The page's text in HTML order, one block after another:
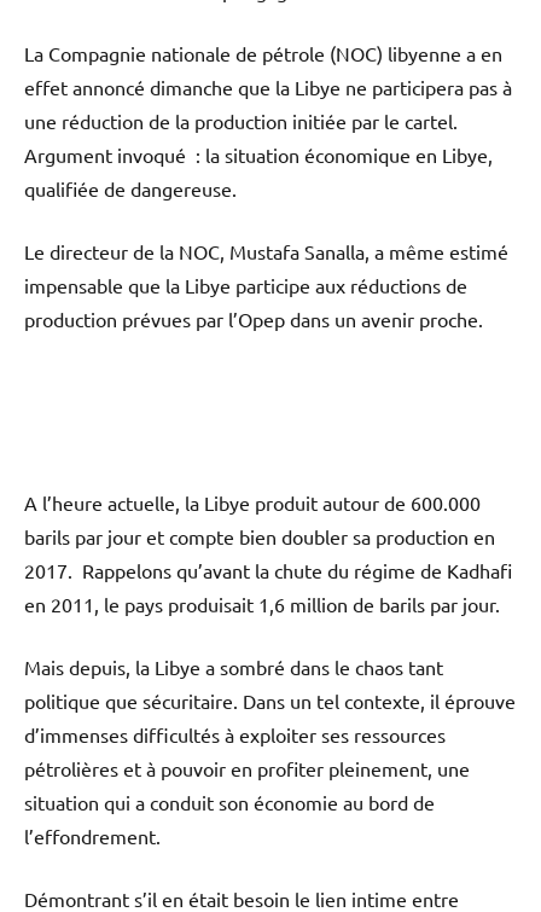
La Compagnie nationale de pétrole (NOC) libyenne a en
effet annoncé dimanche que la Libye ne participera pas à
une réduction de la production initiée par le cartel.
Argument invoqué : la situation économique en Libye,
qualifiée de dangereuse.
Le directeur de la NOC, Mustafa Sanalla, a même estimé
impensable que la Libye participe aux réductions de
production prévues par l’Opep dans un avenir proche.
A l’heure actuelle, la Libye produit autour de 600.000
barils par jour et compte bien doubler sa production en
2017. Rappelons qu’avant la chute du régime de Kadhafi
en 2011, le pays produisait 1,6 million de barils par jour.
Mais depuis, la Libye a sombré dans le chaos tant
politique que sécuritaire. Dans un tel contexte, il éprouve
d’immenses difficultés à exploiter ses ressources
pétrolières et à pouvoir en profiter pleinement, une
situation qui a conduit son économie au bord de
l’effondrement.
Démontrant s’il en était besoin le lien intime entre